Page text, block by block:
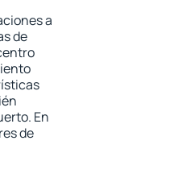
a
de
En
de